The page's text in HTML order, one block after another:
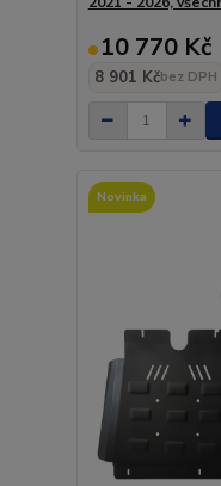
10 770 Kč
8 901 Kčbez DPH
Novinka